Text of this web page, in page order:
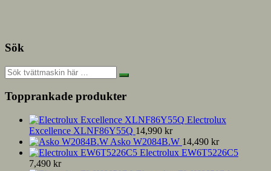
Sök
Topprankade produkter
Electrolux
Excellence XLNF86Y55Q 14,990 kr
Asko W2084B.W 14,490 kr
Electrolux EW6T5226C5
7,490 kr